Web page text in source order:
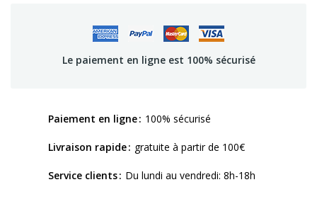
Le paiement en ligne est 100% sécurisé
Paiement en ligne 100% sécurisé
Livraison rapide gratuite à partir de 100€
Service clients Du lundi au vendredi: 8h-18h